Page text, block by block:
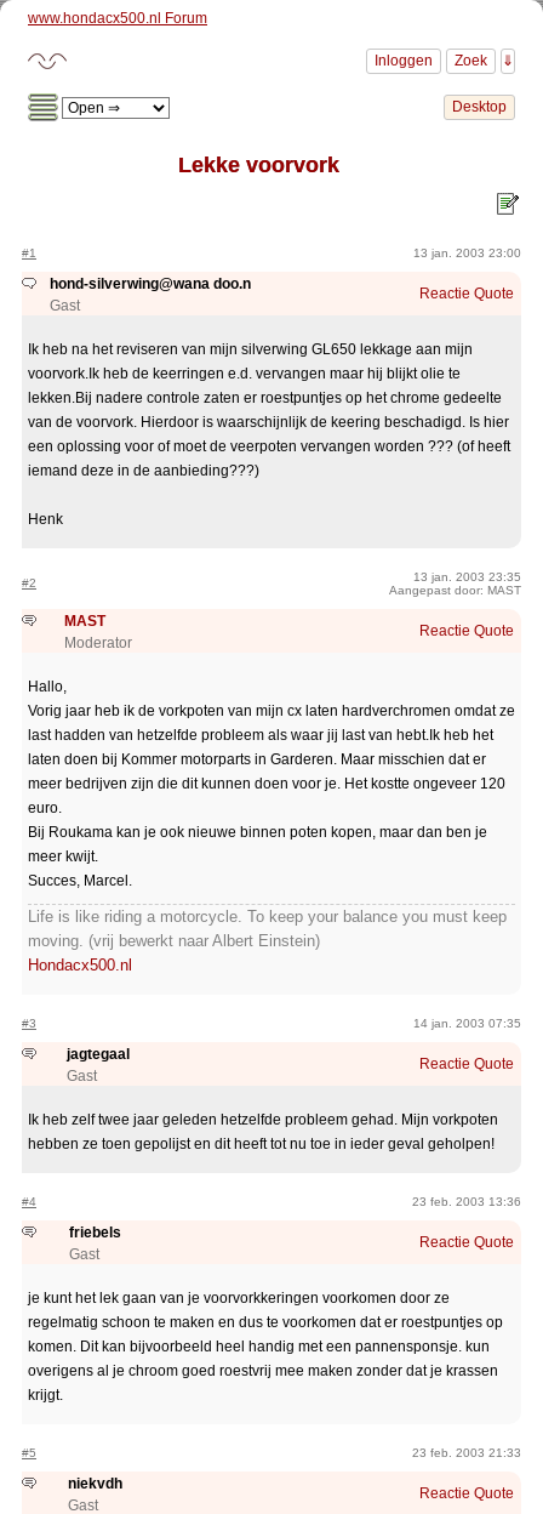
www.hondacx500.nl Forum
Lekke voorvork
#1 13 jan. 2003 23:00
hond-silverwing@wana doo.n
Gast
Reactie Quote
Ik heb na het reviseren van mijn silverwing GL650 lekkage aan mijn
voorvork.Ik heb de keerringen e.d. vervangen maar hij blijkt olie te
lekken.Bij nadere controle zaten er roestpuntjes op het chrome gedeelte
van de voorvork. Hierdoor is waarschijnlijk de keering beschadigd. Is hier
een oplossing voor of moet de veerpoten vervangen worden ??? (of heeft
iemand deze in de aanbieding???)
Henk
#2
13 jan. 2003 23:35
Aangepast door: MAST
MAST
Moderator
Reactie Quote
Hallo,
Vorig jaar heb ik de vorkpoten van mijn cx laten hardverchromen omdat ze
last hadden van hetzelfde probleem als waar jij last van hebt.Ik heb het
laten doen bij Kommer motorparts in Garderen. Maar misschien dat er
meer bedrijven zijn die dit kunnen doen voor je. Het kostte ongeveer 120
euro.
Bij Roukama kan je ook nieuwe binnen poten kopen, maar dan ben je
meer kwijt.
Succes, Marcel.
Life is like riding a motorcycle. To keep your balance you must keep
moving. (vrij bewerkt naar Albert Einstein)
Hondacx500.nl
#3 14 jan. 2003 07:35
jagtegaal
Gast
Reactie Quote
Ik heb zelf twee jaar geleden hetzelfde probleem gehad. Mijn vorkpoten
hebben ze toen gepolijst en dit heeft tot nu toe in ieder geval geholpen!
#4 23 feb. 2003 13:36
friebels
Gast
Reactie Quote
je kunt het lek gaan van je voorvorkkeringen voorkomen door ze
regelmatig schoon te maken en dus te voorkomen dat er roestpuntjes op
komen. Dit kan bijvoorbeeld heel handig met een pannensponsje. kun
overigens al je chroom goed roestvrij mee maken zonder dat je krassen
krijgt.
#5 23 feb. 2003 21:33
niekvdh
Gast
Reactie Quote